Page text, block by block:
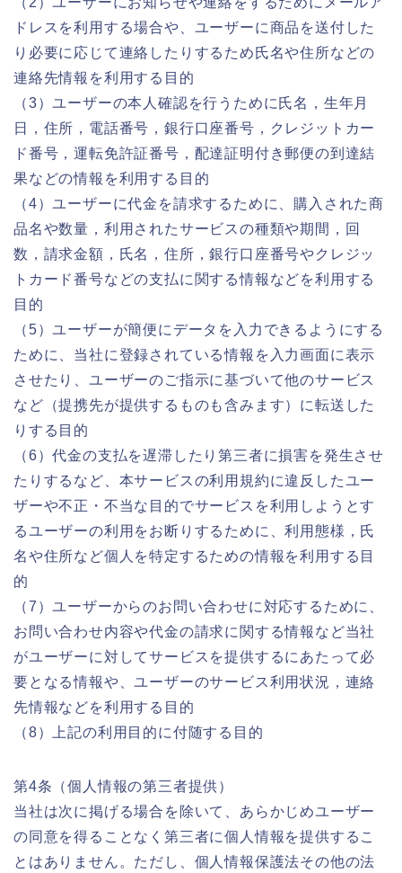
ドレスを利用する場合や、ユーザーに商品を送付した
り必要に応じて連絡したりするため氏名や住所などの
連絡先情報を利用する目的
（3）ユーザーの本人確認を行うために氏名，生年月
日，住所，電話番号，銀行口座番号，クレジットカー
ド番号，運転免許証番号，配達証明付き郵便の到達結
果などの情報を利用する目的
（4）ユーザーに代金を請求するために、購入された商
品名や数量，利用されたサービスの種類や期間，回
数，請求金額，氏名，住所，銀行口座番号やクレジッ
トカード番号などの支払に関する情報などを利用する
目的
（5）ユーザーが簡便にデータを入力できるようにする
ために、当社に登録されている情報を入力画面に表示
させたり、ユーザーのご指示に基づいて他のサービス
など（提携先が提供するものも含みます）に転送した
りする目的
（6）代金の支払を遅滞したり第三者に損害を発生させ
たりするなど、本サービスの利用規約に違反したユー
ザーや不正・不当な目的でサービスを利用しようとす
るユーザーの利用をお断りするために、利用態様，氏
名や住所など個人を特定するための情報を利用する目
的
（7）ユーザーからのお問い合わせに対応するために、
お問い合わせ内容や代金の請求に関する情報など当社
がユーザーに対してサービスを提供するにあたって必
要となる情報や、ユーザーのサービス利用状況，連絡
先情報などを利用する目的
（8）上記の利用目的に付随する目的
第4条（個人情報の第三者提供）
当社は次に掲げる場合を除いて、あらかじめユーザー
の同意を得ることなく第三者に個人情報を提供するこ
とはありません。ただし、個人情報保護法その他の法